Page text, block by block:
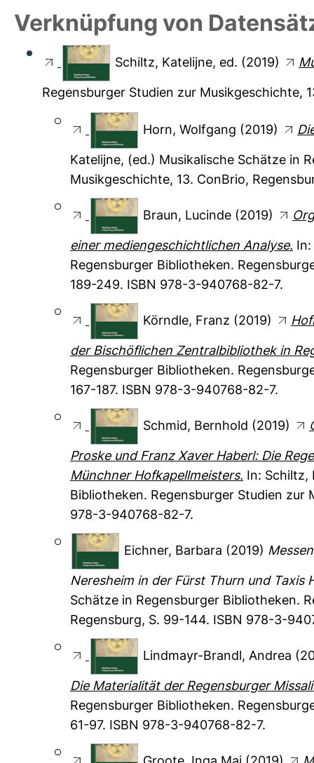
Verknüpfung von
Schiltz, Katelijne, ed. (2019)
Regensburger Studien zur Musikgeschichte,
Horn, Wolfgang (2019)
Katelijne, (ed.) Musikalische Schätze in
Musikgeschichte, 13. ConBrio,
Braun, Lucinde (2019)
einer mediengeschichtlichen Analyse. In:
Regensburger Bibliotheken.
189-249. ISBN 978-3-940768-82-7.
Körndle, Franz (2019)
der Bischöflichen Zentralbibliothek in
Regensburger Bibliotheken.
167-187. ISBN 978-3-940768-82-7.
Schmid, Bernhold (2019)
Proske und Franz Xaver Haberl: Die
Münchner Hofkapellmeisters. In: Schiltz,
Bibliotheken. Regensburger Studien zur
978-3-940768-82-7.
Eichner, Barbara (2019)
Neresheim in der Fürst Thurn und Taxis
Schätze in Regensburger Bibliotheken.
Regensburg, S. 99-144. ISBN 978-3-
Lindmayr-Brandl, Andrea
Die Materialität der Regensburger
Regensburger Bibliotheken.
61-97. ISBN 978-3-940768-82-7.